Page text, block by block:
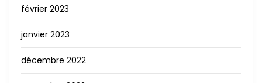
février 2023
janvier 2023
décembre 2022